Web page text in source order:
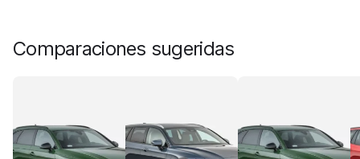
Comparaciones sugeridas